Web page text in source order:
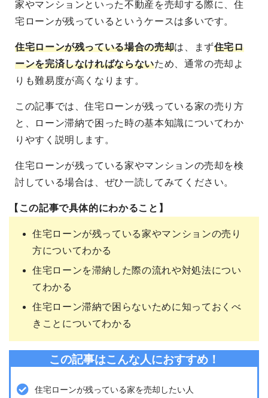
家やマンションといった不動産を売却する際に、住
宅ローンが残っているというケースは多いです。
住宅ローンが残っている場合の売却は、まず住宅ロ
ーンを完済しなければならないため、通常の売却よ
りも難易度が高くなります。
この記事では、住宅ローンが残っている家の売り方
と、ローン滞納で困った時の基本知識についてわか
りやすく説明します。
住宅ローンが残っている家やマンションの売却を検
討している場合は、ぜひ一読してみてください。
【この記事で具体的にわかること】
住宅ローンが残っている家やマンションの売り
方についてわかる
住宅ローンを滞納した際の流れや対処法につい
てわかる
住宅ローン滞納で困らないために知っておくべ
きことについてわかる
この記事はこんな人におすすめ！
住宅ローンが残っている家を売却したい人